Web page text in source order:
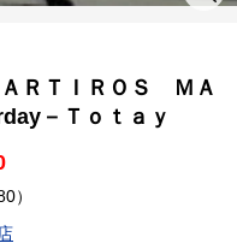
ＲＴＩＲＯＳ ＭＡ
－Ｔｏｔａｙ
）